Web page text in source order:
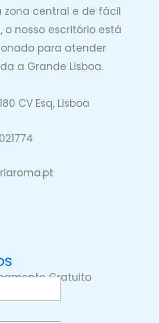
zona central e de fácil
o nosso escritório está
para atender
a Grande Lisboa.
CV Esq, Lisboa
ma.pt
Gratuito